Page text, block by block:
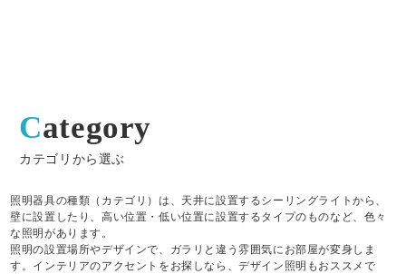
Category
カテゴリから選ぶ
照明器具の種類（カテゴリ）は、天井に設置するシーリングライトから、
壁に設置したり、高い位置・低い位置に設置するタイプのものなど、色々
な照明があります。
照明の設置場所やデザインで、ガラリと違う雰囲気にお部屋が変身しま
す。インテリアのアクセントをお探しなら、デザイン照明もおススメで